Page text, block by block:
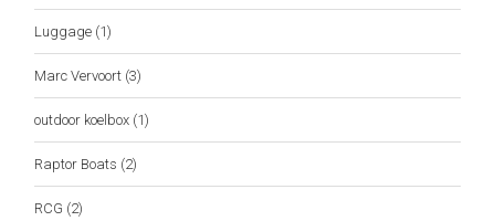
Luggage (1)
Marc Vervoort (3)
outdoor koelbox (1)
Raptor Boats (2)
RCG (2)